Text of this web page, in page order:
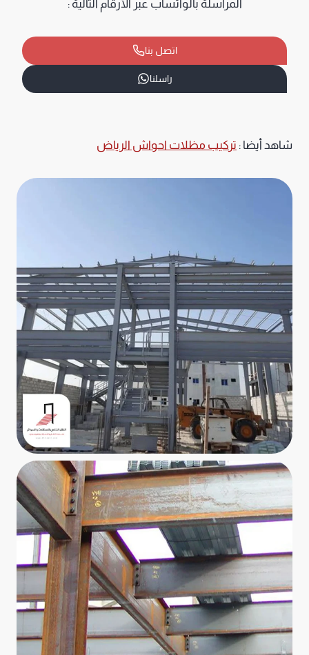
المراسلة بالواتساب عبر الأرقام التالية :
اتصل بنا
راسلنا
شاهد أيضا : تركيب مظلات احواش الرياض